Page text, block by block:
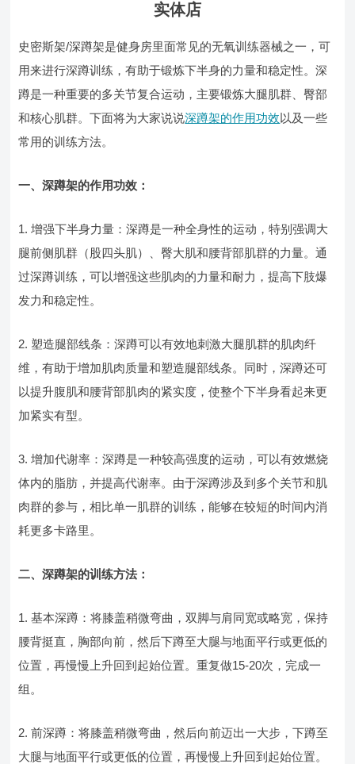
实体店
史密斯架/深蹲架是健身房里面常见的无氧训练器械之一，可
用来进行深蹲训练，有助于锻炼下半身的力量和稳定性。深
蹲是一种重要的多关节复合运动，主要锻炼大腿肌群、臀部
和核心肌群。下面将为大家说说深蹲架的作用功效以及一些
常用的训练方法。
一、深蹲架的作用功效：
1. 增强下半身力量：深蹲是一种全身性的运动，特别强调大
腿前侧肌群（股四头肌）、臀大肌和腰背部肌群的力量。通
过深蹲训练，可以增强这些肌肉的力量和耐力，提高下肢爆
发力和稳定性。
2. 塑造腿部线条：深蹲可以有效地刺激大腿肌群的肌肉纤
维，有助于增加肌肉质量和塑造腿部线条。同时，深蹲还可
以提升腹肌和腰背部肌肉的紧实度，使整个下半身看起来更
加紧实有型。
3. 增加代谢率：深蹲是一种较高强度的运动，可以有效燃烧
体内的脂肪，并提高代谢率。由于深蹲涉及到多个关节和肌
肉群的参与，相比单一肌群的训练，能够在较短的时间内消
耗更多卡路里。
二、深蹲架的训练方法：
1. 基本深蹲：将膝盖稍微弯曲，双脚与肩同宽或略宽，保持
腰背挺直，胸部向前，然后下蹲至大腿与地面平行或更低的
位置，再慢慢上升回到起始位置。重复做15-20次，完成一
组。
2. 前深蹲：将膝盖稍微弯曲，然后向前迈出一大步，下蹲至
大腿与地面平行或更低的位置，再慢慢上升回到起始位置。